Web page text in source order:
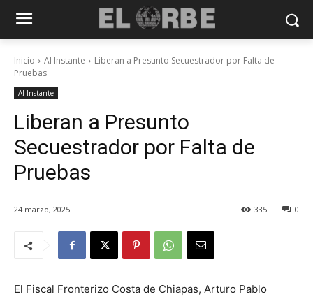
Inicio Al Instante
Liberan a Presunto Secuestrador por Falta de
Pruebas
Al Instante
Liberan a Presunto
Secuestrador por Falta de
Pruebas
24 marzo, 2025 0
335
El Fiscal Fronterizo Costa de Chiapas, Arturo Pablo